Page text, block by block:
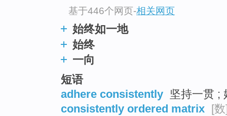
基于446个网页-相关网页
始终如一地
始终
一向
短语
adhere consistently 坚持一贯 ;
consistently ordered matrix [